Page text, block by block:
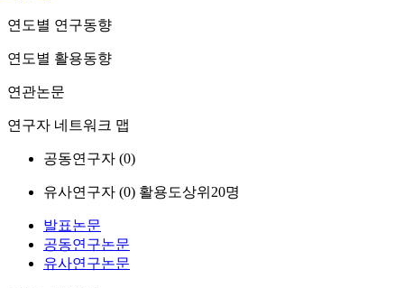
연도별 연구동향
연도별 활용동향
연관논문
연구자 네트워크 맵
공동연구자 (0)
유사연구자 (0) 활용도상위20명
발표논문
공동연구논문
유사연구논문